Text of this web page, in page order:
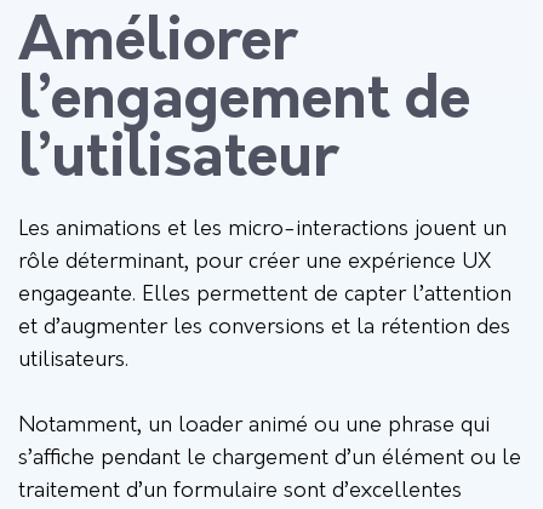
Améliorer
l’engagement de
l’utilisateur
Les animations et les micro-interactions jouent un
rôle déterminant, pour créer une expérience UX
engageante. Elles permettent de capter l’attention
et d’augmenter les conversions et la rétention des
utilisateurs.
Notamment, un loader animé ou une phrase qui
s’affiche pendant le chargement d’un élément ou le
traitement d’un formulaire sont d’excellentes